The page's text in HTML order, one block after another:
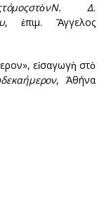
τόμοςστὸνΝ.Δ.
, ἐπιμ. Ἄγγελος
εἰσαγωγὴ στὸ
, Ἀθήνα